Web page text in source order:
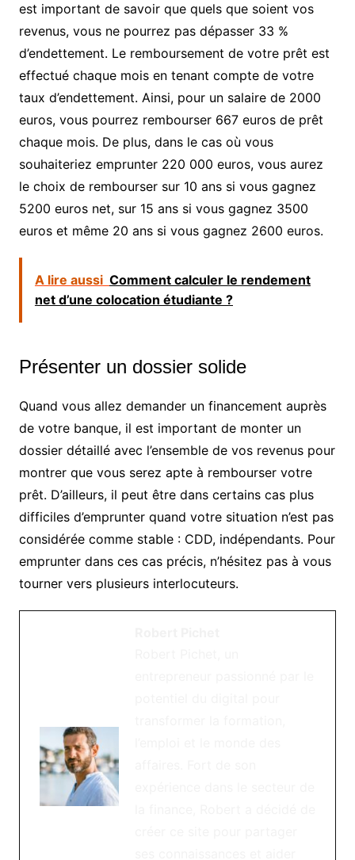
est important de savoir que quels que soient vos
revenus, vous ne pourrez pas dépasser 33 %
d’endettement. Le remboursement de votre prêt est
effectué chaque mois en tenant compte de votre
taux d’endettement. Ainsi, pour un salaire de 2000
euros, vous pourrez rembourser 667 euros de prêt
chaque mois. De plus, dans le cas où vous
souhaiteriez emprunter 220 000 euros, vous aurez
le choix de rembourser sur 10 ans si vous gagnez
5200 euros net, sur 15 ans si vous gagnez 3500
euros et même 20 ans si vous gagnez 2600 euros.
A lire aussi Comment calculer le rendement
net d’une colocation étudiante ?
Présenter un dossier solide
Quand vous allez demander un financement auprès
de votre banque, il est important de monter un
dossier détaillé avec l’ensemble de vos revenus pour
montrer que vous serez apte à rembourser votre
prêt. D’ailleurs, il peut être dans certains cas plus
difficiles d’emprunter quand votre situation n’est pas
considérée comme stable : CDD, indépendants. Pour
emprunter dans ces cas précis, n’hésitez pas à vous
tourner vers plusieurs interlocuteurs.